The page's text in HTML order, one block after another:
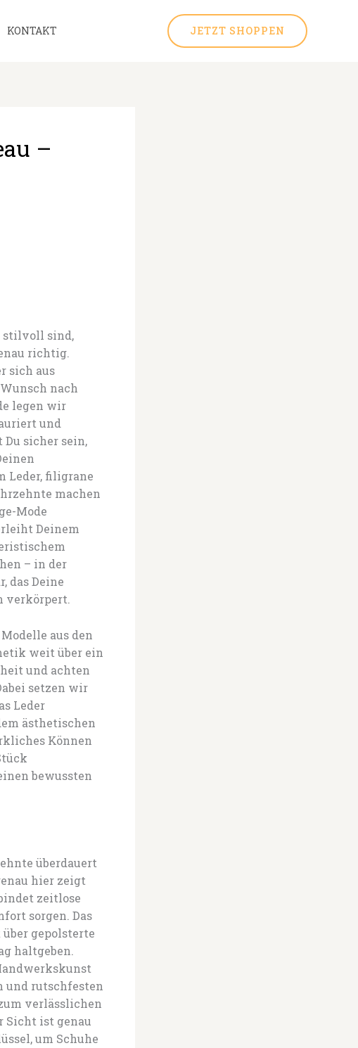
KONTAKT JETZT SHOPPEN
–
stilvoll sind,
richtig.
sich aus
nach
legen wir
und
Du sicher sein,
Leder, filigrane
machen
Mode
Deinem
– in der
das Deine
verkörpert.
aus den
weit über ein
und achten
setzen wir
Leder
ästhetischen
Können
bewussten
überdauert
hier zeigt
zeitlose
sorgen. Das
gepolsterte
haltgeben.
und rutschfesten
verlässlichen
Sicht ist genau
um Schuhe